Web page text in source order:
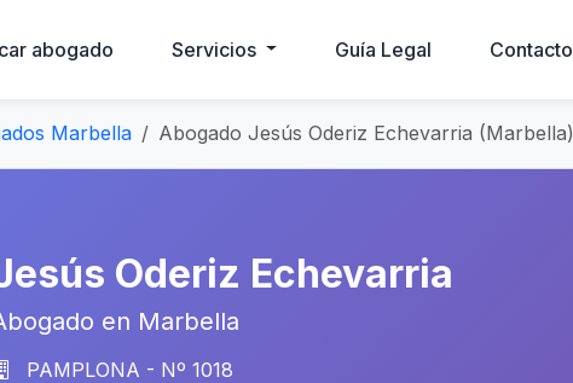
abogado Servicios Guía Legal Contacto
Marbella Abogado Jesús Oderiz Echevarria (Marbella)
Oderiz Echevarria
en Marbella
PAMPLONA - Nº 1018